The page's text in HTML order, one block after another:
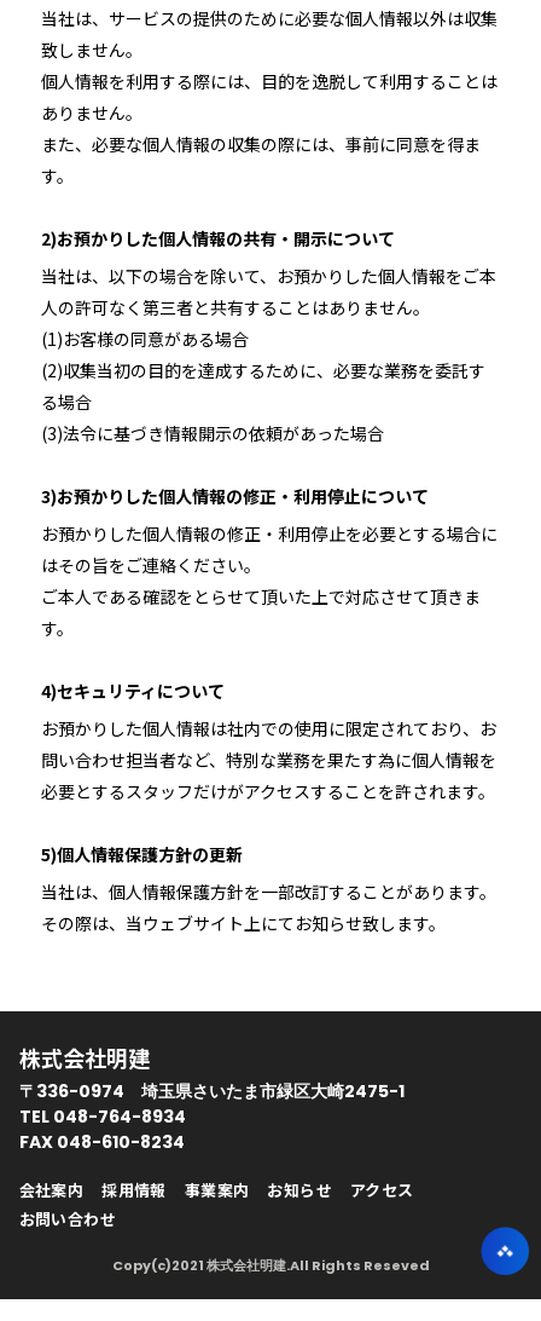
当社は、サービスの提供のために必要な個人情報以外は収集
致しません。
個人情報を利用する際には、目的を逸脱して利用することは
ありません。
また、必要な個人情報の収集の際には、事前に同意を得ま
す。
2)お預かりした個人情報の共有・開示について
当社は、以下の場合を除いて、お預かりした個人情報をご本
人の許可なく第三者と共有することはありません。
(1)お客様の同意がある場合
(2)収集当初の目的を達成するために、必要な業務を委託す
る場合
(3)法令に基づき情報開示の依頼があった場合
3)お預かりした個人情報の修正・利用停止について
お預かりした個人情報の修正・利用停止を必要とする場合に
はその旨をご連絡ください。
ご本人である確認をとらせて頂いた上で対応させて頂きま
す。
4)セキュリティについて
お預かりした個人情報は社内での使用に限定されており、お
問い合わせ担当者など、特別な業務を果たす為に個人情報を
必要とするスタッフだけがアクセスすることを許されます。
5)個人情報保護方針の更新
当社は、個人情報保護方針を一部改訂することがあります。
その際は、当ウェブサイト上にてお知らせ致します。
株式会社明建
〒336-0974 埼玉県さいたま市緑区大崎2475-1
TEL 048-764-8934
FAX 048-610-8234
会社案内 採用情報 事業案内 お知らせ
アクセス
お問い合わせ
Copy(c)2021 株式会社明建.All Rights Reseved